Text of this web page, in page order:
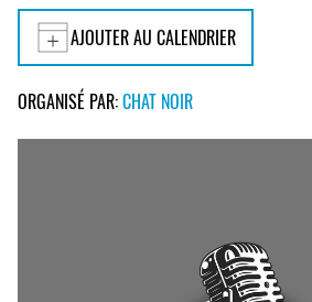
AJOUTER AU CALENDRIER
ORGANISÉ PAR:CHAT NOIR